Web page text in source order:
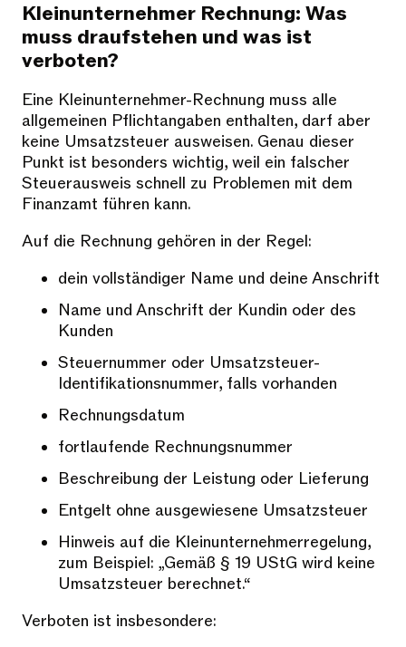
Kleinunternehmer Rechnung: Was
muss draufstehen und was ist
verboten?
Eine Kleinunternehmer-Rechnung muss alle
allgemeinen Pflichtangaben enthalten, darf aber
keine Umsatzsteuer ausweisen. Genau dieser
Punkt ist besonders wichtig, weil ein falscher
Steuerausweis schnell zu Problemen mit dem
Finanzamt führen kann.
Auf die Rechnung gehören in der Regel:
dein vollständiger Name und deine Anschrift
Name und Anschrift der Kundin oder des
Kunden
Steuernummer oder Umsatzsteuer-
Identifikationsnummer, falls vorhanden
Rechnungsdatum
fortlaufende Rechnungsnummer
Beschreibung der Leistung oder Lieferung
Entgelt ohne ausgewiesene Umsatzsteuer
Hinweis auf die Kleinunternehmerregelung,
zum Beispiel: „Gemäß § 19 UStG wird keine
Umsatzsteuer berechnet.“
Verboten ist insbesondere: